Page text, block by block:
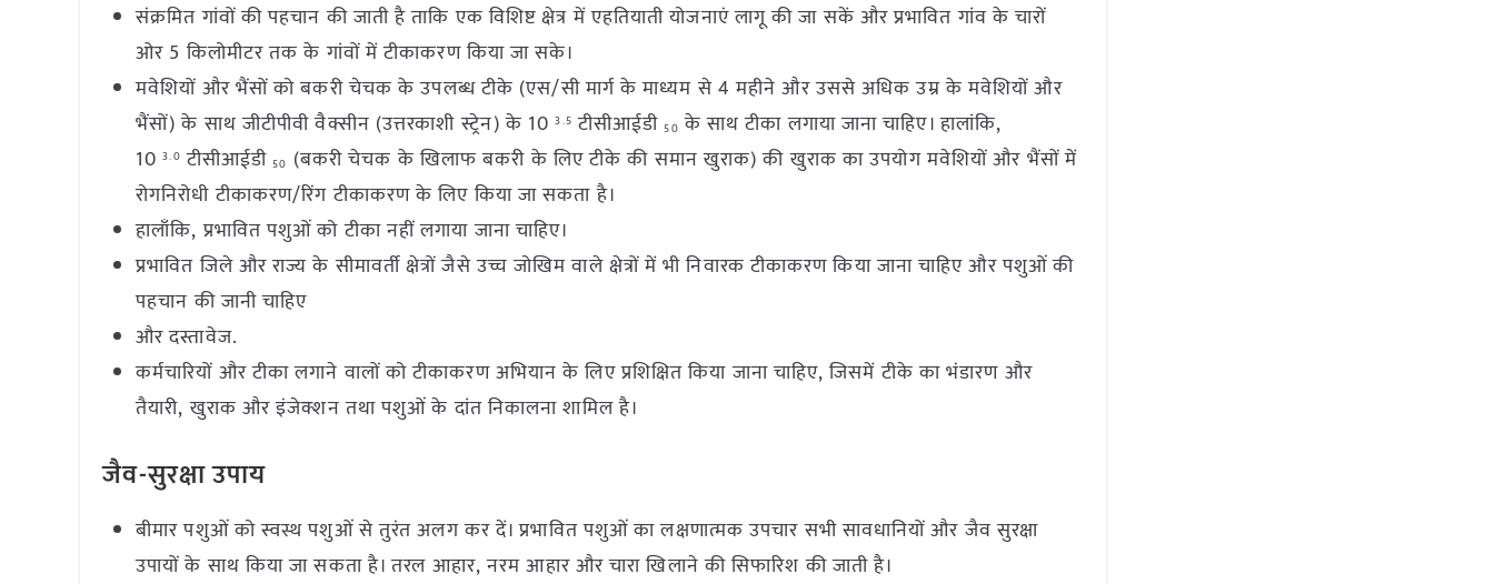
संक्रमित गांवों की पहचान की जाती है ताकि एक विशिष्ट क्षेत्र में एहतियाती योजनाएं लागू की जा सकें और प्रभावित गांव के चारों
ओर 5 किलोमीटर तक के गांवों में टीकाकरण किया जा सके।
मवेशियों और भैंसों को बकरी चेचक के उपलब्ध टीके (एस/सी मार्ग के माध्यम से 4 महीने और उससे अधिक उम्र के मवेशियों और
भैंसों) के साथ जीटीपीवी वैक्सीन (उत्तरकाशी स्ट्रेन) के 103.5 टीसीआईडी50 के साथ टीका लगाया जाना चाहिए। हालांकि,
103.0 टीसीआईडी50 (बकरी चेचक के खिलाफ बकरी के लिए टीके की समान खुराक) की खुराक का उपयोग मवेशियों और भैंसों में
रोगनिरोधी टीकाकरण/रिंग टीकाकरण के लिए किया जा सकता है।
हालाँकि, प्रभावित पशुओं को टीका नहीं लगाया जाना चाहिए।
प्रभावित जिले और राज्य के सीमावर्ती क्षेत्रों जैसे उच्च जोखिम वाले क्षेत्रों में भी निवारक टीकाकरण किया जाना चाहिए और पशुओं की
पहचान की जानी चाहिए
और दस्तावेज.
कर्मचारियों और टीका लगाने वालों को टीकाकरण अभियान के लिए प्रशिक्षित किया जाना चाहिए, जिसमें टीके का भंडारण और
तैयारी, खुराक और इंजेक्शन तथा पशुओं के दांत निकालना शामिल है।
जैव-सुरक्षा उपाय
बीमार पशुओं को स्वस्थ पशुओं से तुरंत अलग कर दें। प्रभावित पशुओं का लक्षणात्मक उपचार सभी सावधानियों और जैव सुरक्षा
उपायों के साथ किया जा सकता है। तरल आहार, नरम आहार और चारा खिलाने की सिफारिश की जाती है।